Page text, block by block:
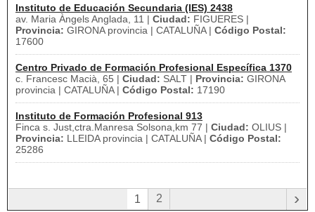
Instituto de Educación Secundaria (IES) 2438
av. Maria Àngels Anglada, 11 | Ciudad: FIGUERES |
Provincia: GIRONA provincia | CATALUÑA | Código Postal:
17600
Centro Privado de Formación Profesional Específica 1370
c. Francesc Macià, 65 | Ciudad: SALT | Provincia: GIRONA
provincia | CATALUÑA | Código Postal: 17190
Instituto de Formación Profesional 913
Finca s. Just,ctra.Manresa Solsona,km 77 | Ciudad: OLIUS |
Provincia: LLEIDA provincia | CATALUÑA | Código Postal:
25286
1 2 ›